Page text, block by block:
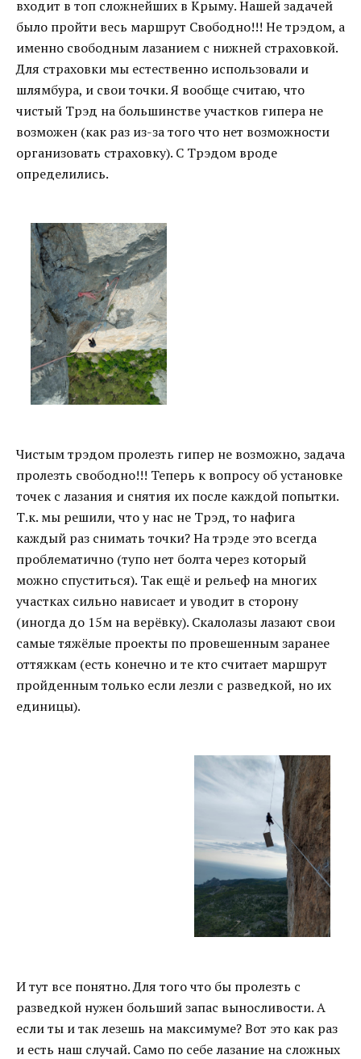
входит в топ сложнейших в Крыму. Нашей задачей
было пройти весь маршрут Свободно!!! Не трэдом, а
именно свободным лазанием с нижней страховкой.
Для страховки мы естественно использовали и
шлямбура, и свои точки. Я вообще считаю, что
чистый Трэд на большинстве участков гипера не
возможен (как раз из-за того что нет возможности
организовать страховку). С Трэдом вроде
определились.
Чистым трэдом пролезть гипер не возможно, задача
пролезть свободно!!! Теперь к вопросу об установке
точек с лазания и снятия их после каждой попытки.
Т.к. мы решили, что у нас не Трэд, то нафига
каждый раз снимать точки? На трэде это всегда
проблематично (тупо нет болта через который
можно спуститься). Так ещё и рельеф на многих
участках сильно нависает и уводит в сторону
(иногда до 15м на верёвку). Скалолазы лазают свои
самые тяжёлые проекты по провешенным заранее
оттяжкам (есть конечно и те кто считает маршрут
пройденным только если лезли с разведкой, но их
единицы).
И тут все понятно. Для того что бы пролезть с
разведкой нужен больший запас выносливости. А
если ты и так лезешь на максимуме? Вот это как раз
и есть наш случай. Само по себе лазание на сложных